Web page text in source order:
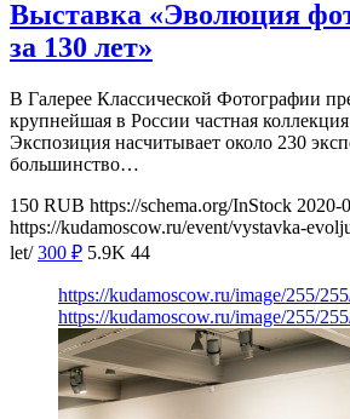
Выставка «Эволюция
за 130 лет»
В Галерее Классической Фотографии
крупнейшая в России частная
Экспозиция насчитывает около 230
большинство…
150 RUB https://schema.org/InStock 2020-
https://kudamoscow.ru/event/vystavka-
let/ 300 ₽ 5.9K 44
https://kudamoscow.ru/image/255/
https://kudamoscow.ru/image/255/